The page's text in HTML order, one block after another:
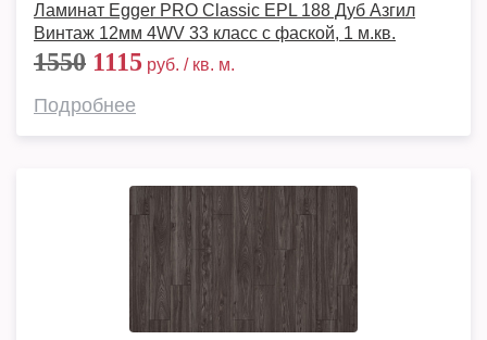
Ламинат Egger PRO Classic EPL 188 Дуб Азгил
Винтаж 12мм 4WV 33 класс с фаской, 1 м.кв.
1550 1115 руб. / кв. м.
Подробнее